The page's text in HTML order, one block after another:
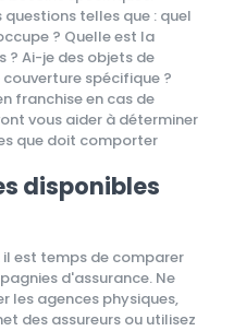
questions telles que : quel
? Quelle est la
? Ai-je des objets de
spécifique ?
franchise en cas de
vous aider à déterminer
que doit comporter
disponibles
il est temps de comparer
d'assurance. Ne
les agences physiques,
des assureurs ou utilisez